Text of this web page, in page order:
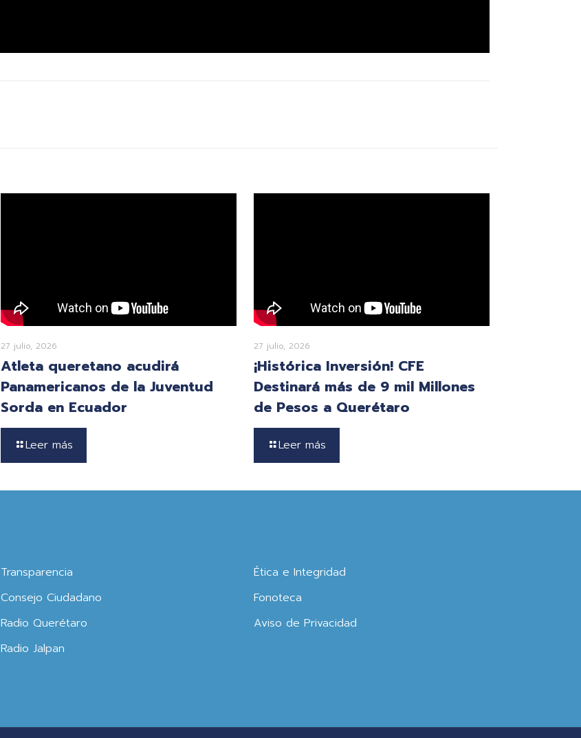
27 julio, 2026
Atleta queretano acudirá
Panamericanos de la Juventud
Sorda en Ecuador
Leer más
27 julio, 2026
¡Histórica Inversión! CFE
Destinará más de 9 mil Millones
de Pesos a Querétaro
Leer más
Transparencia
Consejo Ciudadano
Radio Querétaro
Radio Jalpan
Ética e Integridad
Fonoteca
Aviso de Privacidad